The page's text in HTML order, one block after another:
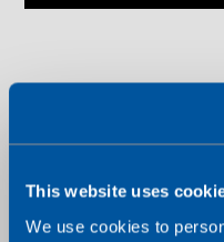
This website uses
We use cookies to